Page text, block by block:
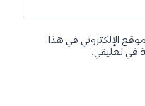
الإلكتروني في هذا
في تعليقي.